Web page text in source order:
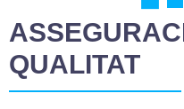
QUALITAT